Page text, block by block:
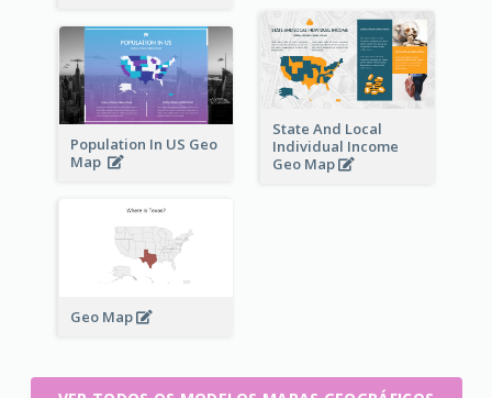
State And Local
Individual Income
Geo Map
Population In US Geo
Map
Geo Map